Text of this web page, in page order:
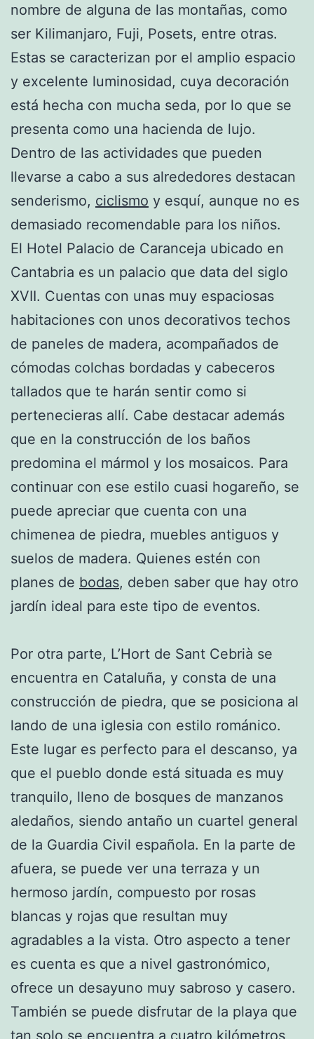
nombre de alguna de las montañas, como
ser Kilimanjaro, Fuji, Posets, entre otras.
Estas se caracterizan por el amplio espacio
y excelente luminosidad, cuya decoración
está hecha con mucha seda, por lo que se
presenta como una hacienda de lujo.
Dentro de las actividades que pueden
llevarse a cabo a sus alrededores destacan
senderismo, ciclismo y esquí, aunque no es
demasiado recomendable para los niños.
El Hotel Palacio de Caranceja ubicado en
Cantabria es un palacio que data del siglo
XVII. Cuentas con unas muy espaciosas
habitaciones con unos decorativos techos
de paneles de madera, acompañados de
cómodas colchas bordadas y cabeceros
tallados que te harán sentir como si
pertenecieras allí. Cabe destacar además
que en la construcción de los baños
predomina el mármol y los mosaicos. Para
continuar con ese estilo cuasi hogareño, se
puede apreciar que cuenta con una
chimenea de piedra, muebles antiguos y
suelos de madera. Quienes estén con
planes de bodas, deben saber que hay otro
jardín ideal para este tipo de eventos.
Por otra parte, L’Hort de Sant Cebrià se
encuentra en Cataluña, y consta de una
construcción de piedra, que se posiciona al
lando de una iglesia con estilo románico.
Este lugar es perfecto para el descanso, ya
que el pueblo donde está situada es muy
tranquilo, lleno de bosques de manzanos
aledaños, siendo antaño un cuartel general
de la Guardia Civil española. En la parte de
afuera, se puede ver una terraza y un
hermoso jardín, compuesto por rosas
blancas y rojas que resultan muy
agradables a la vista. Otro aspecto a tener
es cuenta es que a nivel gastronómico,
ofrece un desayuno muy sabroso y casero.
También se puede disfrutar de la playa que
tan solo se encuentra a cuatro kilómetros